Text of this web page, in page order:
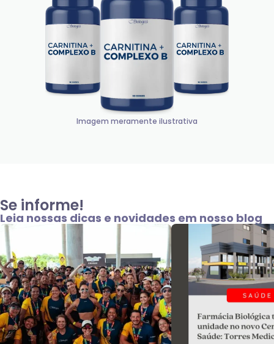
Imagem meramente ilustrativa
Se informe!
Leia nossas dicas e novidades em nosso blog